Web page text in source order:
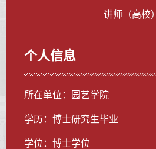
讲师（高校）
个人信息
所在单位：园艺学院
学历：博士研究生毕业
学位：博士学位